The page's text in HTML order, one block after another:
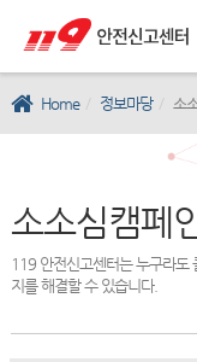
Home 정보마당 소
소소심캠페
119 안전신고센터는 누구라도
지를 해결할 수 있습니다.